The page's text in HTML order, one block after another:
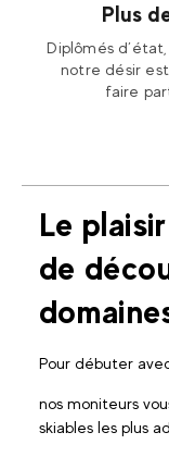
Plus
Diplômés
notre désir
faire
Le
de
Pour débuter
nos moniteurs
skiables les plus